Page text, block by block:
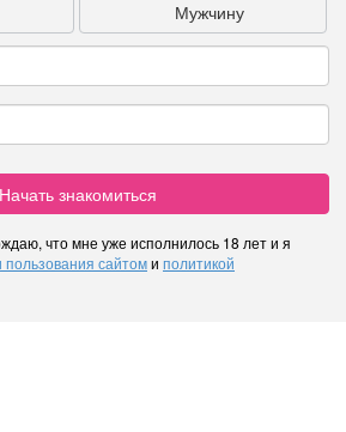
Мужчину
Начать знакомиться
что мне уже исполнилось 18 лет и я
пользования сайтоми политикой